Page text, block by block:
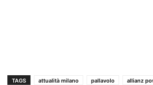
TAGS attualità milano pallavolo
allianz